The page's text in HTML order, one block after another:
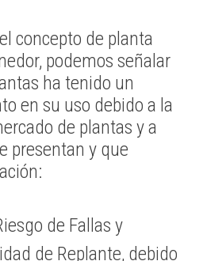
concepto de planta
podemos señalar
ha tenido un
en su uso debido a la
de plantas y a
presentan y que
de Fallas y
de Replante, debido